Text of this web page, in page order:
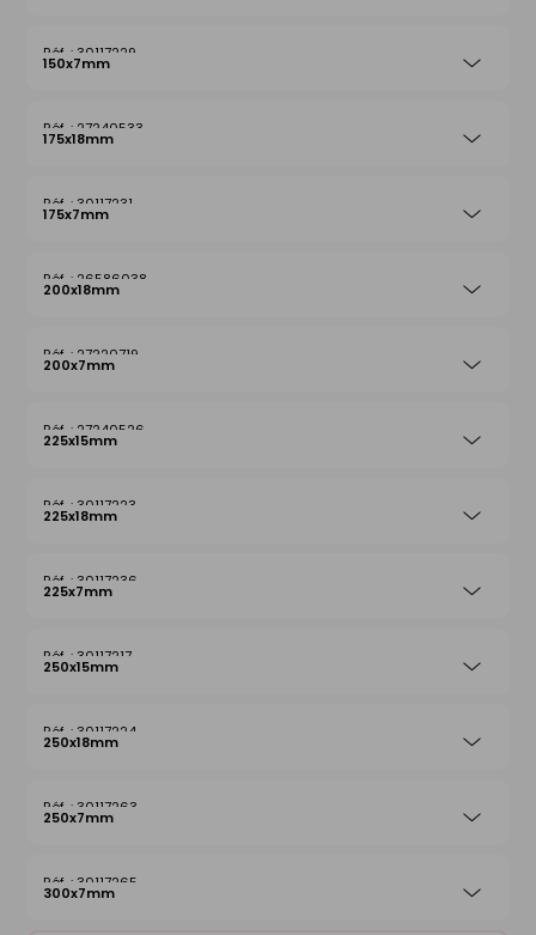
30117229
150x7mm
27240533
175x18mm
30117231
175x7mm
26586038
200x18mm
27220719
200x7mm
27240526
225x15mm
30117223
225x18mm
30117236
225x7mm
30117217
250x15mm
30117224
250x18mm
30117263
250x7mm
30117265
300x7mm